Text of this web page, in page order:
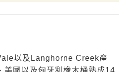
以及Langhorne Creek產
美國以及匈牙利橡木桶熟成14